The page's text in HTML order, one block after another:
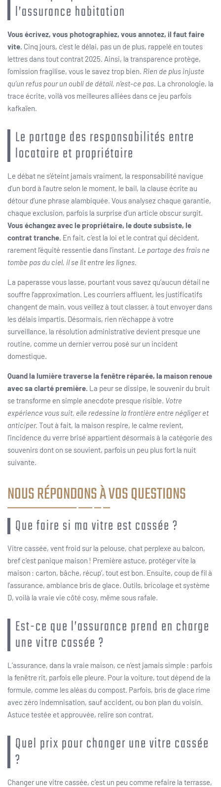
l’assurance habitation
Vous écrivez, vous photographiez, vous annotez, il faut faire
vite. Cinq jours, c’est le délai, pas un de plus, rappelé en toutes
lettres dans tout contrat 2025. Ainsi, la transparence protège,
l’omission fragilise, vous le savez trop bien. Rien de plus injuste
qu’un refus pour un oubli de détail, n’est-ce pas. La chronologie, la
trace écrite, voilà vos meilleures alliées dans ce jeu parfois
kafkaïen.
Le partage des responsabilités entre
locataire et propriétaire
Le débat ne s’éteint jamais vraiment, la responsabilité navigue
d’un bord à l’autre selon le moment, le bail, la clause écrite au
détour d’une phrase alambiquée. Vous analysez chaque garantie,
chaque exclusion, parfois la surprise d’un article obscur surgit.
Vous échangez avec le propriétaire, le doute subsiste, le
contrat tranche. En fait, c’est la loi et le contrat qui décident,
rarement l’équité ressentie dans l’instant. Le partage des frais ne
tombe pas du ciel, il se lit entre les lignes.
La paperasse vous lasse, pourtant vous savez qu’aucun détail ne
souffre l’approximation. Les courriers affluent, les justificatifs
changent de main, vous veillez à tout classer, à tout envoyer dans
les délais impartis. Désormais, rien n’échappe à votre
surveillance, la résolution administrative devient presque une
routine, comme un dernier verrou posé sur un incident
domestique.
Quand la lumière traverse la fenêtre réparée, la maison renoue
avec sa clarté première. La peur se dissipe, le souvenir du bruit
se transforme en simple anecdote presque risible. Votre
expérience vous suit, elle redessine la frontière entre négliger et
anticiper. Tout à fait, la maison respire, le calme revient,
l’incidence du verre brisé appartient désormais à la catégorie des
souvenirs dont on se souvient, parfois un peu plus fort la nuit
suivante.
NOUS RÉPONDONS À VOS QUESTIONS
Que faire si ma vitre est cassée ?
Vitre cassée, vent froid sur la pelouse, chat perplexe au balcon,
bref c’est panique maison ! Première astuce, protéger vite la
maison : carton, bâche, récup’, tout est bon. Ensuite, coup de fil à
l’assurance, ambiance bris de glace. Outils, bricolage et système
D, voilà la vraie vie côté cosy, même sous rafale.
Est-ce que l’assurance prend en charge
une vitre cassée ?
L’assurance, dans la vraie maison, ce n’est jamais simple : parfois
la fenêtre rit, parfois elle pleure. Pour la voiture, tout dépend de la
formule, comme les aléas du compost. Parfois, bris de glace rime
avec zéro indemnisation, sauf accident, ou bon plan du voisin.
Astuce testée et approuvée, relire son contrat.
Quel prix pour changer une vitre cassée
?
Changer une vitre cassée, c’est un peu comme refaire la terrasse,